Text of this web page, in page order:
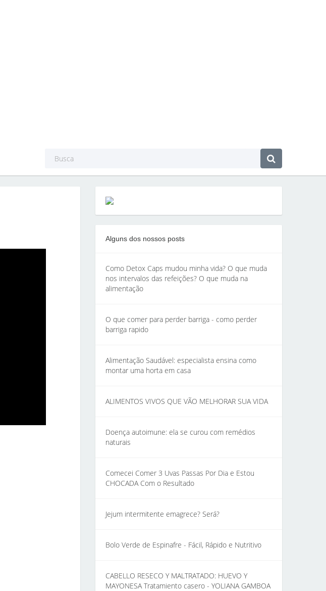
Alguns dos nossos posts
Como Detox Caps mudou minha vida? O que muda
nos intervalos das refeições? O que muda na
alimentação
O que comer para perder barriga - como perder
barriga rapido
Alimentação Saudável: especialista ensina como
montar uma horta em casa
ALIMENTOS VIVOS QUE VÃO MELHORAR SUA VIDA
Doença autoimune: ela se curou com remédios
naturais
Comecei Comer 3 Uvas Passas Por Dia e Estou
CHOCADA Com o Resultado
Jejum intermitente emagrece? Será?
Bolo Verde de Espinafre - Fácil, Rápido e Nutritivo
CABELLO RESECO Y MALTRATADO: HUEVO Y
MAYONESA Tratamiento casero - YOLIANA GAMBOA